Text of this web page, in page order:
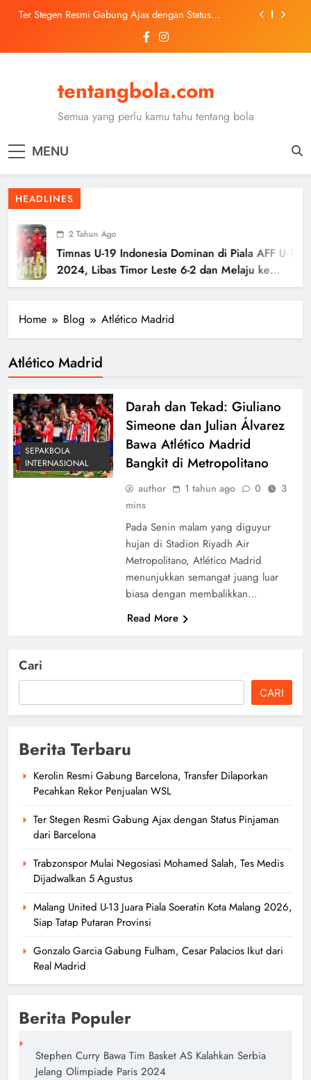
SkipTer Stegen Resmi Gabung Ajax dengan Status
Trabzonspor Mulai Negosiasi Mohamed Salah, Tes
Medis Dijadwalkan 5 Agustus
2026, Siap Tatap Putaran Provinsi
Kerolin Resmi Gabung Barcelona, Transfer
Dilaporkan Pecahkan Rekor Penjualan WSL
Pinjaman dari Barcelona
Trabzonspor Mulai Negosiasi Mohamed Salah, Tes
Medis Dijadwalkan 5 Agustus
Malang United U-13 Juara Piala Soeratin Kota Malang
2026, Siap Tatap Putaran Provinsi
tentangbola.com
Semua yang perlu kamu tahu tentang bola
MENU
HEADLINES
2 Tahun Ago
Timnas U-19 Indonesia Dominan di Piala AFF U-19
2024, Libas Timor Leste 6-2 dan Melaju ke
Semifinal
Home Blog Atlético Madrid
Atlético Madrid
SEPAKBOLA
INTERNASIONAL
Darah dan Tekad: Giuliano
Simeone dan Julian Álvarez
Bawa Atlético Madrid
Bangkit di Metropolitano
author 1 tahun ago 0
3
mins
Pada Senin malam yang diguyur
hujan di Stadion Riyadh Air
Metropolitano, Atlético Madrid
menunjukkan semangat juang luar
biasa dengan membalikkan…
Read More
Cari
CARI
Berita Terbaru
Kerolin Resmi Gabung Barcelona, Transfer Dilaporkan
Pecahkan Rekor Penjualan WSL
Ter Stegen Resmi Gabung Ajax dengan Status Pinjaman
dari Barcelona
Trabzonspor Mulai Negosiasi Mohamed Salah, Tes Medis
Dijadwalkan 5 Agustus
Malang United U-13 Juara Piala Soeratin Kota Malang 2026,
Siap Tatap Putaran Provinsi
Gonzalo Garcia Gabung Fulham, Cesar Palacios Ikut dari
Real Madrid
Berita Populer
Stephen Curry Bawa Tim Basket AS Kalahkan Serbia
Jelang Olimpiade Paris 2024